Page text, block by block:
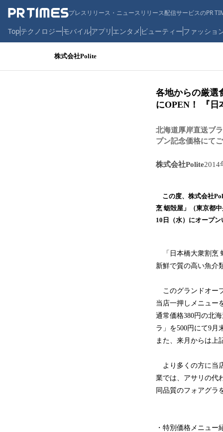
プレスリリース・ニュースリリース配信サービスのPR
Topテクノロジーモバイルアプリ エンタメ ビューティーファッショ
株式会社Polite
各地からの厳選
にOPEN！ 『日
北海道厚岸直送ブ
プン記念価格にて
株式会社Polite2014
この度、株式会社
烹 蛎殻屋」（東京都
10日（水）にオープ
「日本橋大衆割烹
新鮮で質の高い魚介
このグランドオー
当店一押しメニュー
通常価格380円の北
ラ」を500円にて9月
また、来月からは上
より多くの方に当
業では、アサリの代
同品質のフォアグラ
・特別価格メニュー